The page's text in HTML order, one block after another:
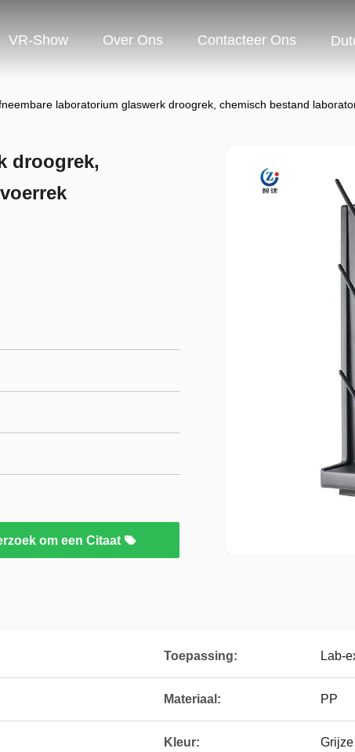
VR-Show Over Ons Contacteer Ons
laboratorium glaswerk droogrek, chemisch bestand
droogrek,
om een Citaat
Toepassing: Lab-
Materiaal: PP
Kleur: